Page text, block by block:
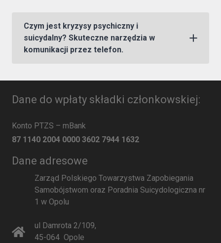
Czym jest kryzysy psychiczny i
suicydalny? Skuteczne narzędzia w
komunikacji przez telefon.
Dane do wpłaty składki członkowskiej:
Konto PTZS – mBank
87 1140 2004 0000 3602 7944 1632
Dane adresowe
Zarząd Polskiego Towarzystwa Zapobiegania
Samobójstwom oraz Poradnia Suicydologiczna nr
1 w Opolu
ul Damrota 2/109,
45-064 Opole